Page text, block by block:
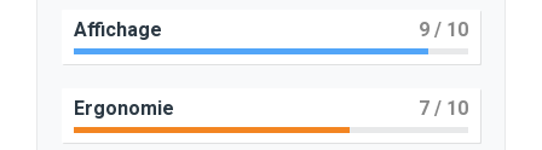
Affichage 9 / 10
Ergonomie 7 / 10